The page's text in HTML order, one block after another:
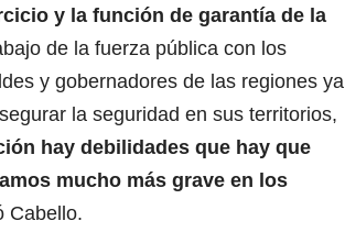
y la función de garantía de la
de la fuerza pública con los
y gobernadores de las regiones ya
la seguridad en sus territorios,
hay debilidades que hay que
mucho más grave en los
Cabello.